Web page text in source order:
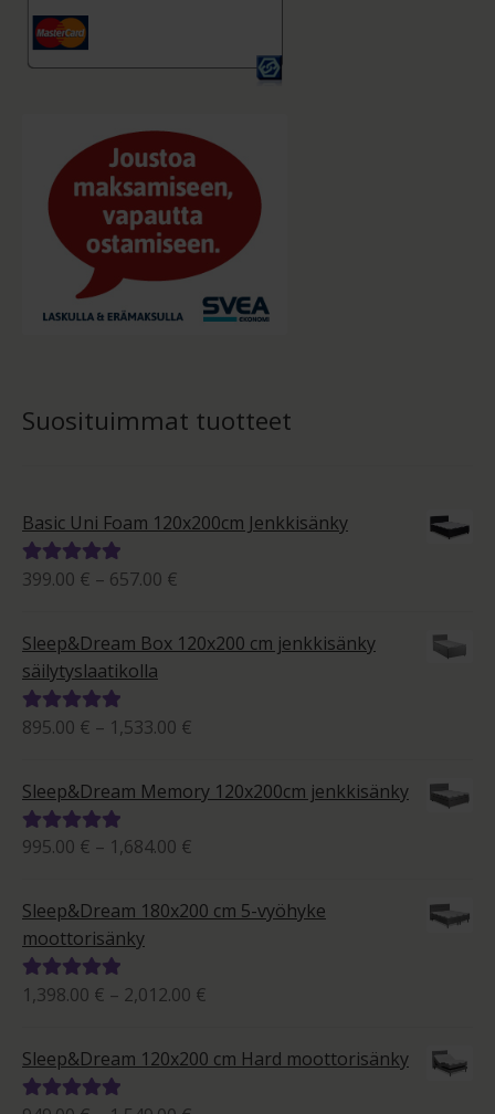
Suosituimmat tuotteet
Basic Uni Foam 120x200cm Jenkkisänky
Arvostelu
399.00 € – 657.00 €
-
657.00 €
Sleep&Dream Box 120x200 cm jenkkisänky
säilytyslaatikolla
Arvostelu
895.00 € – 1,533.00 €
1,533.00 €
Sleep&Dream Memory 120x200cm jenkkisänky
Arvostelu
5.00
/ 5
995.00 € – 1,684.00 €
-
1,684.00 €
Sleep&Dream 180x200 cm 5-vyöhyke
moottorisänky
Arvostelu
5.00
/ 5
1,398.00 € – 2,012.00 €
-
Sleep&Dream 120x200 cm Hard moottorisänky